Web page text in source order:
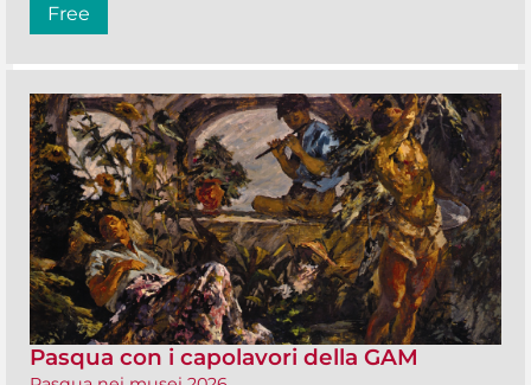
Free
Pasqua con i capolavori della GAM